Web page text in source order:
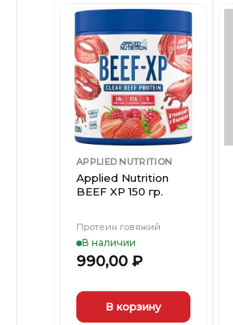
Опции
выбрать
на
странице
товара.
Добавить
в
Вишлист
APPLIED NUTRITION
Applied Nutrition
BEEF XP 150 гр.
Протеин говяжий
В наличии
990,00 ₽
В корзину